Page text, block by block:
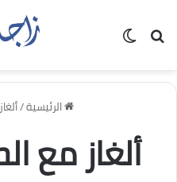
بحث عن
الرئيسية/
ألغاز مع